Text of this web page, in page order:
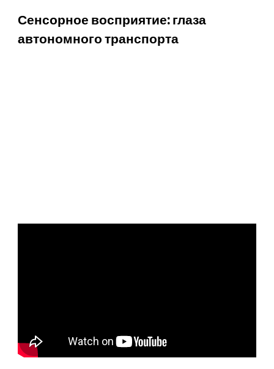
Сенсорное восприятие: глаза
автономного транспорта